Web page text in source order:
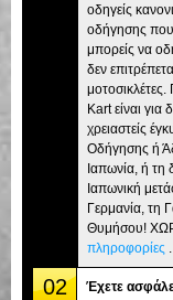
Τόκιο
Τόκιο Σιμπούγια
Τόκιο
Οκινάουα
οδηγείς
οδήγησης που
μπορείς να
δεν
Kart είναι
χρειαστείς
Οδήγησης ή
Ιαπωνία, ή τη
Ιαπωνική
Γερμανία, τη
Θυμήσου!
πληροφορίες
02 Έχετε